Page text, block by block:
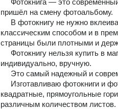
пришёл на смену фотоальбому.
классическим способом и в
страницы были плотными и
индивидуально, вручную.
квадратные, прямоугольные
различным количеством листов.